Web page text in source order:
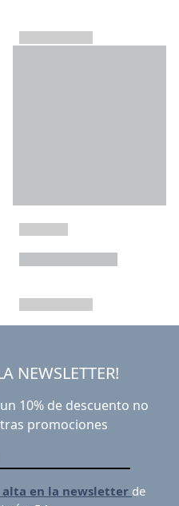
NEWSLETTER!
10% de descuento no
promociones
en la newsletter de